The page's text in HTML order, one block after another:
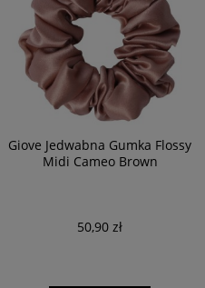
Giove Jedwabna Gumka Flossy
Midi Cameo Brown
50,90 zł